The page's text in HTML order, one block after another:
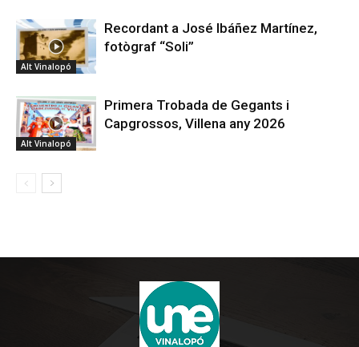
Alt Vinalopó
Recordant a José Ibáñez Martínez,
fotògraf “Soli”
Alt Vinalopó
Primera Trobada de Gegants i
Capgrossos, Villena any 2026